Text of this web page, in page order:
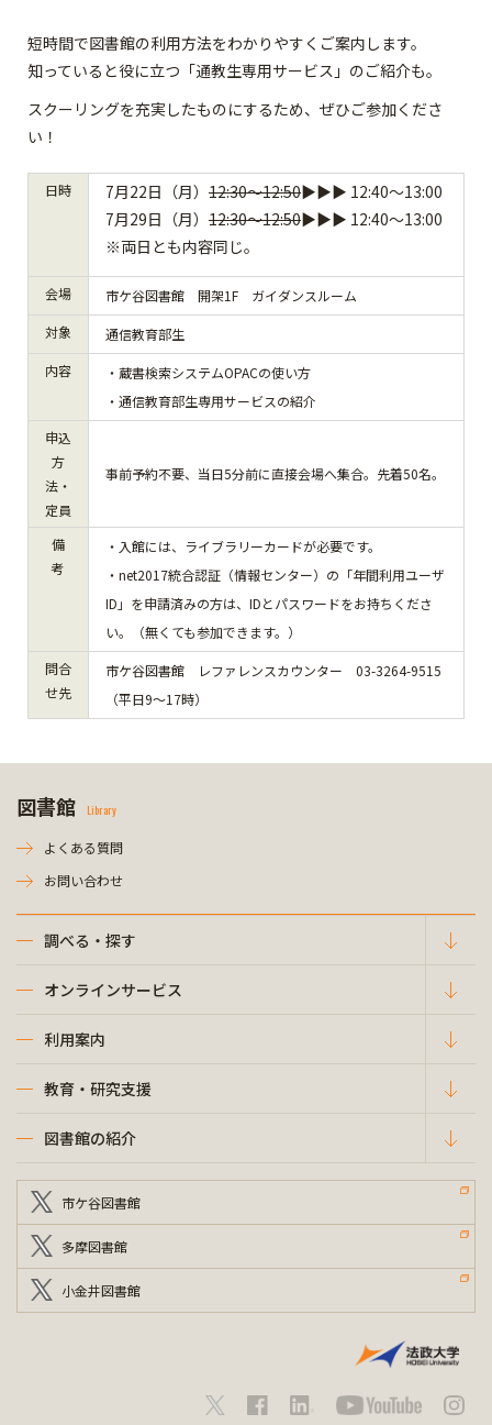
短時間で図書館の利用方法をわかりやすくご案内します。
知っていると役に立つ「通教生専用サービス」のご紹介も。
スクーリングを充実したものにするため、ぜひご参加くださ
い！
日時 7月22日（月） 12:30～12:50▶▶▶ 12:40～13:00
7月29日（月） 12:30～12:50▶▶▶ 12:40～13:00
※両日とも内容同じ。
会場
市ケ谷図書館 開架1F ガイダンスルーム
対象
通信教育部生
内容
・蔵書検索システムOPACの使い方
・通信教育部生専用サービスの紹介
申込
方
法・
定員
事前予約不要、当日5分前に直接会場へ集合。先着50名。
備
考
・入館には、ライブラリーカードが必要です。
・net2017統合認証（情報センター）の「年間利用ユーザ
ID」を申請済みの方は、IDとパスワードをお持ちくださ
い。（無くても参加できます。）
問合
せ先
市ケ谷図書館 レファレンスカウンター 03-3264-9515
（平日9～17時）
図書館 Library
よくある質問
お問い合わせ
調べる・探す
オンラインサービス
利用案内
教育・研究支援
図書館の紹介
市ケ谷図書館
多摩図書館
小金井図書館